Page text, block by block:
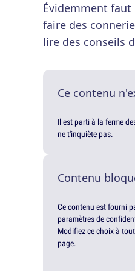
Évidemment
faire des
lire des conseils
Ce contenu
Il est parti à la ferme
ne t'inquiète pas.
Contenu
Ce contenu est fourni
paramètres de
Modifiez ce choix à
page.